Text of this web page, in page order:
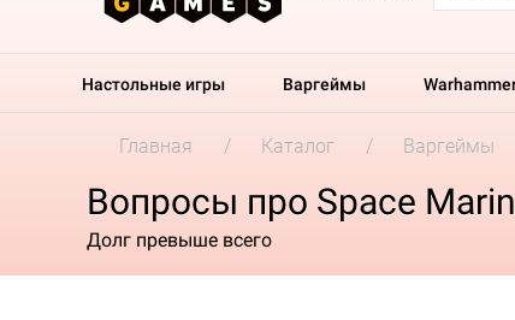
Настольные игры Варгеймы
Главная Каталог Варгеймы
Вопросы про Space
Долг превыше всего